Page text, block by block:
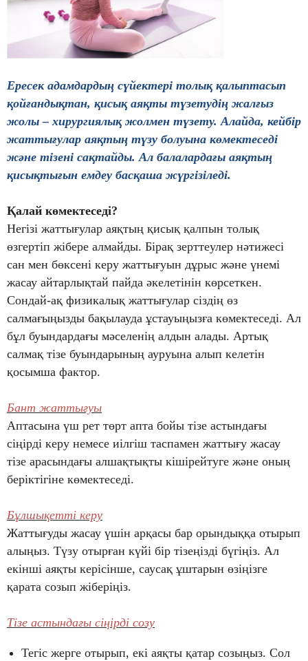
Ересек адамдардың сүйектері толық қалыптасып
қойғандықтан, қисық аяқты түзетудің жалғыз
жолы – хирургиялық жолмен түзету. Алайда, кейбір
жаттығулар аяқтың түзу болуына көмектеседі
және тізені сақтайды. Ал балалардағы аяқтың
қисықтығын емдеу басқаша жүргізіледі.
Қалай көмектеседі?
Негізі жаттығулар аяқтың қисық қалпын толық
өзгертіп жібере алмайды. Бірақ зерттеулер нәтижесі
сан мен бөксені керу жаттығуын дұрыс және үнемі
жасау айтарлықтай пайда әкелетінін көрсеткен.
Сондай-ақ физикалық жаттығулар сіздің өз
салмағыңызды бақылауда ұстауыңызға көмектеседі. Ал
бұл буындардағы мәселенің алдын алады. Артық
салмақ тізе буындарының ауруына алып келетін
қосымша фактор.
Бант жаттығуы
Аптасына үш рет төрт апта бойы тізе астындағы
сіңірді керу немесе иілгіш таспамен жаттығу жасау
тізе арасындағы алшақтықты кішірейтуге және оның
беріктігіне көмектеседі.
Бұлшықетті керу
Жаттығуды жасау үшін арқасы бар орындыққа отырып
алыңыз. Түзу отырған күйі бір тізеңізді бүгіңіз. Ал
екінші аяқты керісінше, саусақ ұштарын өзіңізге
қарата созып жіберіңіз.
Тізе астындағы сіңірді созу
Тегіс жерге отырып, екі аяқты қатар созыңыз. Сол